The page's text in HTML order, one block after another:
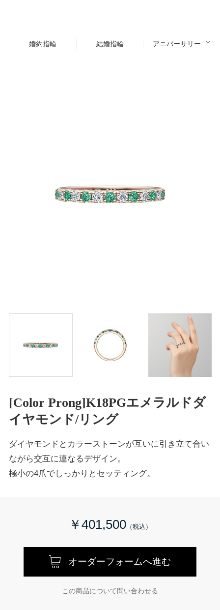
婚約指輪 結婚指輪 アニバーサリー
[Color Prong]K18PGエメラルドダ
イヤモンド/リング
ダイヤモンドとカラーストーンが互いに引き立て合い
ながら交互に連なるデザイン。
極小の4爪でしっかりとセッティング。
￥401,500
オーダーフォームへ進む
この商品について問い合わせる